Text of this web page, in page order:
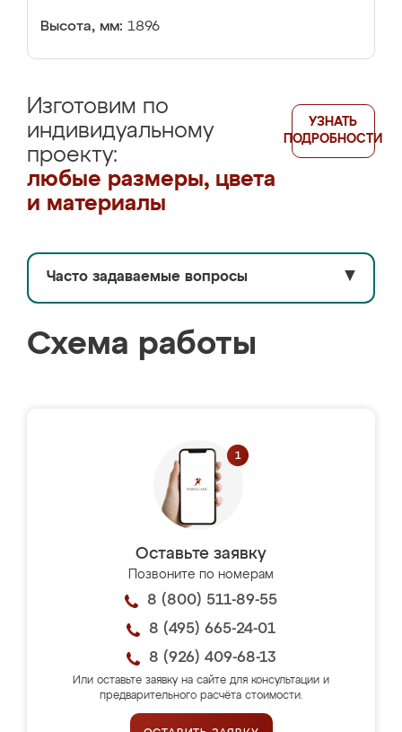
Высота, мм: 1896
Изготовим по
индивидуальному
проекту:
любые размеры, цвета
и материалы
УЗНАТЬ
ПОДРОБНОСТИ
Часто задаваемые вопросы ▼
Схема работы
Оставьте заявку
Позвоните по номерам
8 (800) 511-89-55
8 (495) 665-24-01
8 (926) 409-68-13
Или оставьте заявку на сайте для консультации и
предварительного расчёта стоимости.